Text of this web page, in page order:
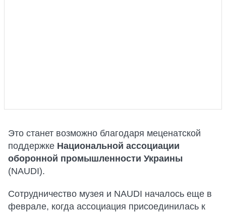
Это станет возможно благодаря меценатской
поддержке Национальной ассоциации
оборонной промышленности Украины
(NAUDI).
Сотрудничество музея и NAUDI началось еще в
феврале, когда ассоциация присоединилась к